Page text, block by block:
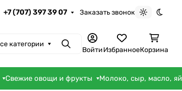
+7 (707) 397 39 07 Заказать звонок
Светлая
категории ПоискВойтиИзбранноеКорзина
Свежие овощи и фрукты Молоко, сыр, масло,